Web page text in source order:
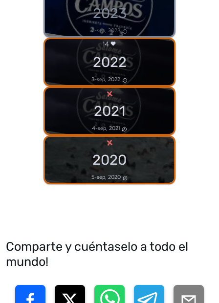
2023
2-sep, 2023
14
2022
3-sep, 2022
×
2021
4-sep, 2021
×
2020
5-sep, 2020
Comparte y cuéntaselo a todo el
mundo!